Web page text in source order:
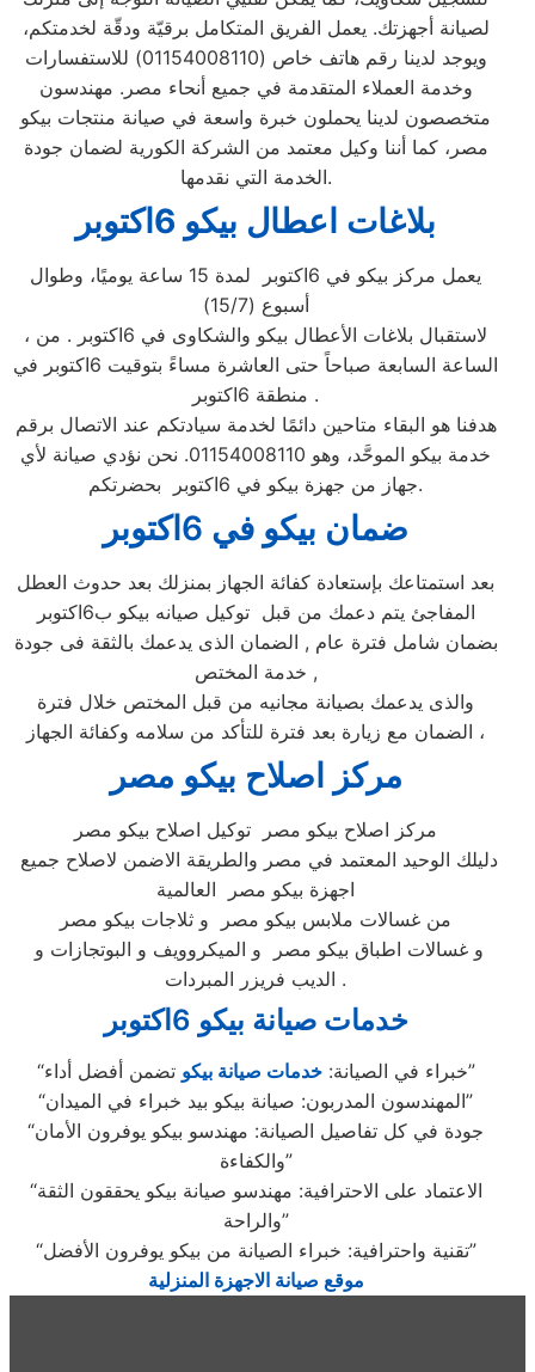
لصيانة أجهزتك. يعمل الفريق المتكامل برقيّة ودقّة لخدمتكم،
ويوجد لدينا رقم هاتف خاص (01154008110) للاستفسارات
وخدمة العملاء المتقدمة في جميع أنحاء مصر. مهندسون
متخصصون لدينا يحملون خبرة واسعة في صيانة منتجات بيكو
مصر، كما أننا وكيل معتمد من الشركة الكورية لضمان جودة
الخدمة التي نقدمها.
بلاغات اعطال بيكو 6اكتوبر
يعمل مركز بيكو في 6اكتوبر لمدة 15 ساعة يوميًا، وطوال
أسبوع (15/7)
، لاستقبال بلاغات الأعطال بيكو والشكاوى في 6اكتوبر . من
الساعة السابعة صباحاً حتى العاشرة مساءً بتوقيت 6اكتوبر في
منطقة 6اكتوبر .
هدفنا هو البقاء متاحين دائمًا لخدمة سيادتكم عند الاتصال برقم
خدمة بيكو الموحَّد، وهو 01154008110. نحن نؤدي صيانة لأي
جهاز من جهزة بيكو في 6اكتوبر بحضرتكم.
ضمان بيكو في 6اكتوبر
بعد استمتاعك بإستعادة كفائة الجهاز بمنزلك بعد حدوث العطل
المفاجئ يتم دعمك من قبل توكيل صيانه بيكو ب6اكتوبر
بضمان شامل فترة عام , الضمان الذى يدعمك بالثقة فى جودة
خدمة المختص ,
والذى يدعمك بصيانة مجانيه من قبل المختص خلال فترة
الضمان مع زيارة بعد فترة للتأكد من سلامه وكفائة الجهاز ،
مركز اصلاح بيكو مصر
مركز اصلاح بيكو مصر توكيل اصلاح بيكو مصر
اجهزة بيكو مصر العالمية
من غسالات ملابس بيكو مصر و ثلاجات بيكو مصر
الديب فريزر المبردات .
خدمات صيانة بيكو 6اكتوبر
“خبراء في الصيانة:خدمات صيانة بيكو
تضمن أفضل أداء”
“المهندسون المدربون: صيانة بيكو بيد خبراء في الميدان”
“جودة في كل تفاصيل الصيانة: مهندسو بيكو يوفرون الأمان
والكفاءة”
“الاعتماد على الاحترافية: مهندسو صيانة بيكو يحققون الثقة
والراحة”
“تقنية واحترافية: خبراء الصيانة من بيكو يوفرون الأفضل”
موقع صيانة الاجهزة المنزلية